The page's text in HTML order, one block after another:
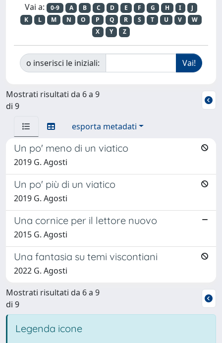
Vai a: 0-9 A B C D E F G H I
J
K
L M N O P Q R S T U V
W
X
Y Z
o inserisci le iniziali:
Mostrati risultati da 6 a 9
di 9
esporta metadati
Un po' meno di un viatico
2019 G. Agosti
Un po' più di un viatico
2019 G. Agosti
Una cornice per il lettore nuovo
2015 G. Agosti
Una fantasia su temi viscontiani
2022 G. Agosti
Mostrati risultati da 6 a 9
di 9
Legenda icone